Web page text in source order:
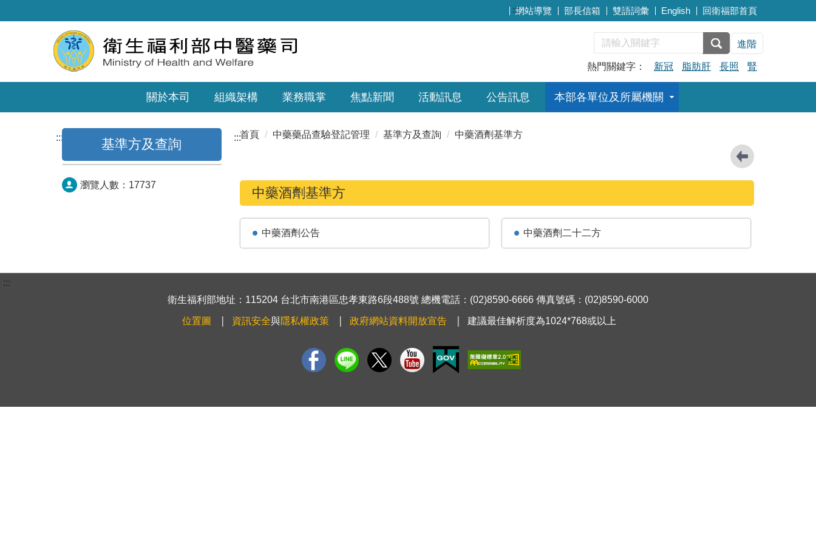
:::網站導覽 部長信箱 雙語詞彙 English 回衛福部首頁
進階
熱門關鍵字： 新冠 脂肪肝 長照 腎
關於本司 組織架構 業務職掌 焦點新聞 活動訊息 公告訊息 本部各單位及所屬機關
::: 基準方及查詢
瀏覽人數： 17737
:::首頁 中藥藥品查驗登記管理 基準方及查詢 中藥酒劑基準方
中藥酒劑基準方
中藥酒劑公告 中藥酒劑二十二方
:::
衛生福利部地址：115204 台北市南港區忠孝東路6段488號 總機電話：(02)8590-6666 傳真號碼：(02)8590-6000
位置圖 資訊安全與隱私權政策 政府網站資料開放宣告 建議最佳解析度為1024*768或以上